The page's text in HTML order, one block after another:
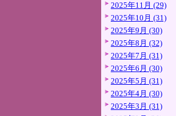
2025年11月 (29)
2025年10月 (31)
2025年9月 (30)
2025年8月 (32)
2025年7月 (31)
2025年6月 (30)
2025年5月 (31)
2025年4月 (30)
2025年3月 (31)